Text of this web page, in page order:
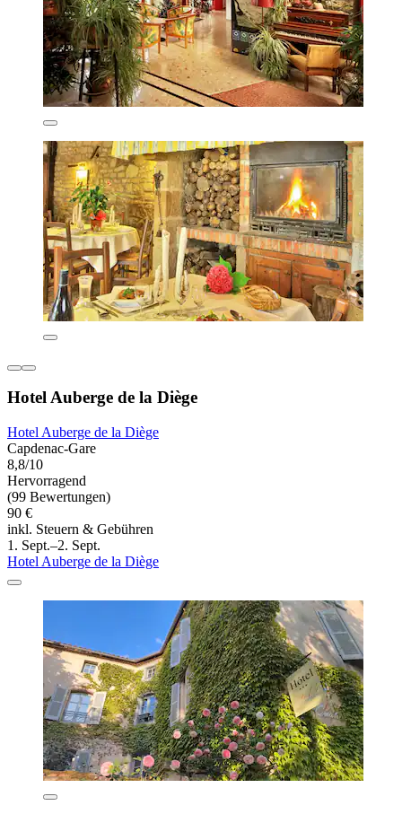
Hotel Auberge de la Diège
Hotel Auberge de la Diège
Capdenac-Gare
8,8/10
Hervorragend
(99 Bewertungen)
90 €
inkl. Steuern & Gebühren
1. Sept.–2. Sept.
Hotel Auberge de la Diège